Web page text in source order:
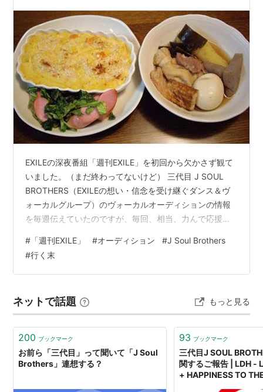
ォーマー)、SASA(ボーカル)。
2代目J Soul Brothers
→二代目J Soul Brothers
3代目J Soul brothers
→ 三代目J Soul Brothers from EXILE TRIBE
EXILEの深夜番組「週刊EXILE」を初回から欠かさず観て
いました。（まだ終わってないけど） 三代目 J SOUL
BROTHERS（EXILEの想い・信念を受け継ぐダンス＆ヴ
ォーカルグループ）のヴォーカルオーディションの情報
を毎週伝えていたのですが、毎回、相当、力んで応援し
っと力が抜けました。 長期（半年間）にわたるオーディ
ションで3万人の中からじわじわと一次、二次、三次審
査。ひゃ～～過酷、残酷、熾烈に苛烈。 そして（番組で
ルの2人今市隆二くんと、登坂広臣くん。 素人がスター
になっていく過程…
# 「週刊EXILE」 #オーディション #J Soul Brothers
#行く末
ネットで話題 もっと見る
200 ブックマーク
お前ら「三代目」って聞いて「J Soul
Brothers」連想する？
93 ブックマーク
三代目J SOUL
関するご報告 | LDH -
+ HAPPINESS TO